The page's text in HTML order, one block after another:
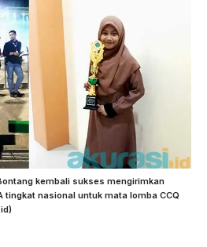
kembali sukses mengirimkan
tingkat nasional untuk mata lomba CCQ